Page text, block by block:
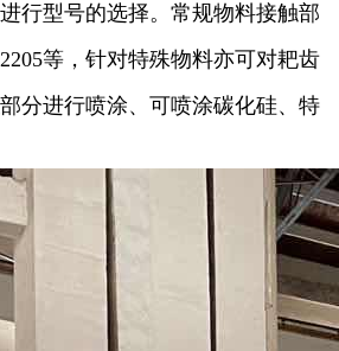
行型号的选择。常规物料接触部
2205等，针对特殊物料亦可对耙齿
分进行喷涂、可喷涂碳化硅、特